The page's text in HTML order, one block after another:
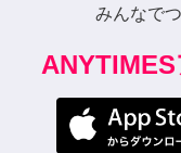
みんなで